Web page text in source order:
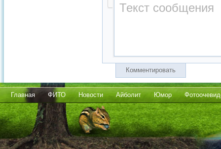
Комментировать
Главная ФИТО Новости Айболит Юмор